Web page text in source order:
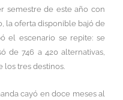
semestre de este año con
la oferta disponible bajó de
el escenario se repite: se
de 746 a 420 alternativas,
los tres destinos.
cayó en doce meses al